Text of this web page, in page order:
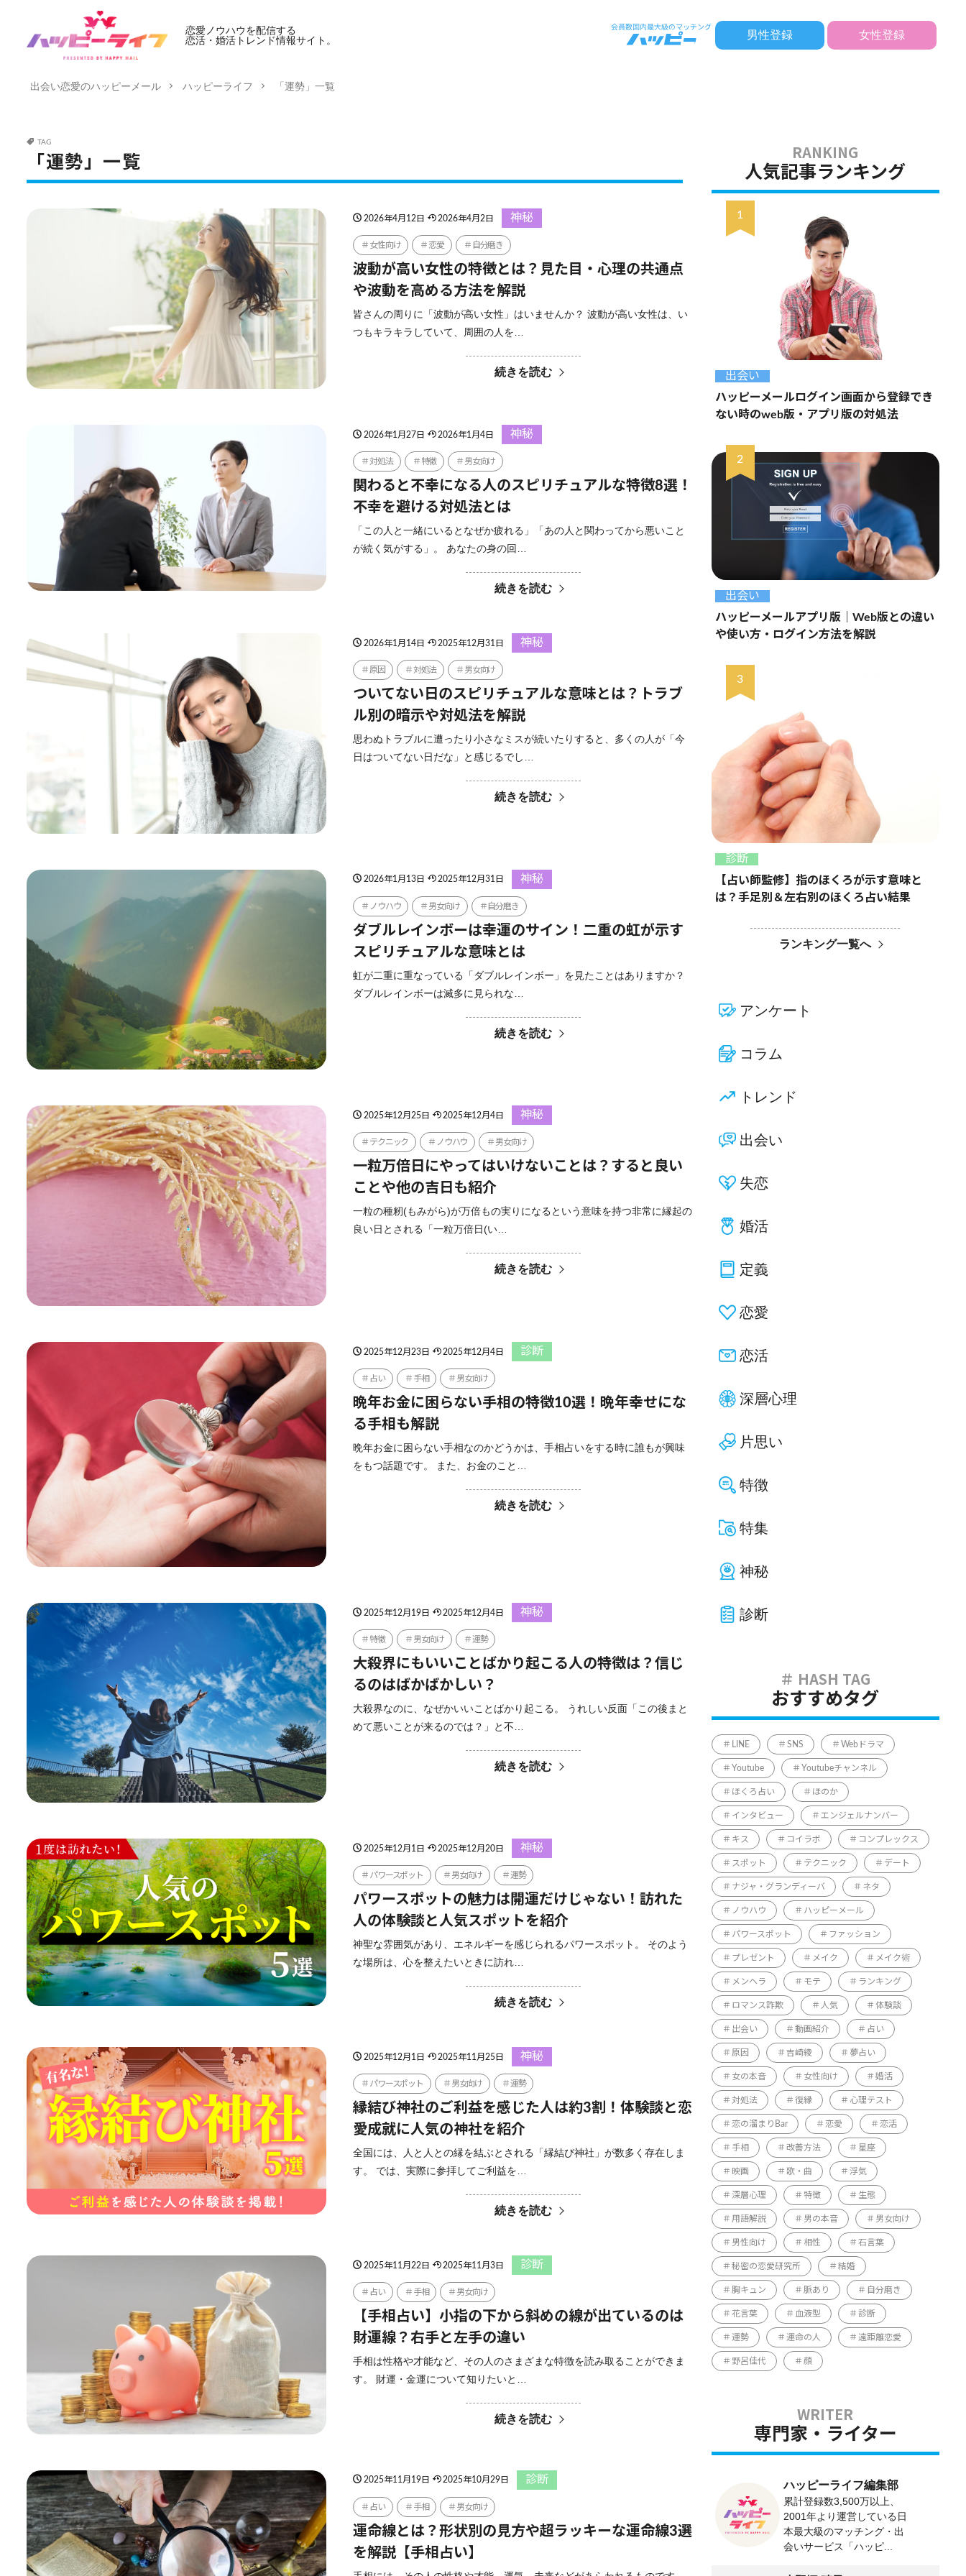
恋愛ノウハウを配信する
恋活・婚活トレンド情報サイト。
男性登録 女性登録
出会い恋愛のハッピーメール ハッピーライフ 「運勢」一覧
TAG
「運勢」一覧
2026年4月12日 2026年4月2日 神秘
女性向け 恋愛 自分磨き
波動が高い女性の特徴とは？見た目・心理の共通点
や波動を高める方法を解説
皆さんの周りに「波動が高い女性」はいませんか？ 波動が高い女性は、い
つもキラキラしていて、周囲の人を…
続きを読む
2026年1月27日 2026年1月4日 神秘
対処法 特徴 男女向け
関わると不幸になる人のスピリチュアルな特徴8選！
不幸を避ける対処法とは
「この人と一緒にいるとなぜか疲れる」「あの人と関わってから悪いこと
が続く気がする」。 あなたの身の回…
続きを読む
2026年1月14日 2025年12月31日 神秘
原因 対処法 男女向け
ついてない日のスピリチュアルな意味とは？トラブ
ル別の暗示や対処法を解説
思わぬトラブルに遭ったり小さなミスが続いたりすると、多くの人が「今
日はついてない日だな」と感じるでし…
続きを読む
2026年1月13日 2025年12月31日 神秘
ノウハウ 男女向け 自分磨き
ダブルレインボーは幸運のサイン！二重の虹が示す
スピリチュアルな意味とは
虹が二重に重なっている「ダブルレインボー」を見たことはありますか？
ダブルレインボーは滅多に見られな…
続きを読む
2025年12月25日 2025年12月4日 神秘
テクニック ノウハウ 男女向け
一粒万倍日にやってはいけないことは？すると良い
ことや他の吉日も紹介
一粒の種籾(もみがら)が万倍もの実りになるという意味を持つ非常に縁起の
良い日とされる「一粒万倍日(い…
続きを読む
2025年12月23日 2025年12月4日 診断
占い 手相 男女向け
晩年お金に困らない手相の特徴10選！晩年幸せにな
る手相も解説
晩年お金に困らない手相なのかどうかは、手相占いをする時に誰もが興味
をもつ話題です。 また、お金のこと…
続きを読む
2025年12月19日 2025年12月4日 神秘
特徴 男女向け 運勢
大殺界にもいいことばかり起こる人の特徴は？信じ
るのはばかばかしい？
大殺界なのに、なぜかいいことばかり起こる。 うれしい反面「この後まと
めて悪いことが来るのでは？」と不…
続きを読む
2025年12月1日 2025年12月20日 神秘
パワースポット 男女向け 運勢
パワースポットの魅力は開運だけじゃない！訪れた
人の体験談と人気スポットを紹介
神聖な雰囲気があり、エネルギーを感じられるパワースポット。 そのよう
な場所は、心を整えたいときに訪れ…
続きを読む
2025年12月1日 2025年11月25日 神秘
パワースポット 男女向け 運勢
縁結び神社のご利益を感じた人は約3割！体験談と恋
愛成就に人気の神社を紹介
全国には、人と人との縁を結ぶとされる「縁結び神社」が数多く存在しま
す。 では、実際に参拝してご利益を…
続きを読む
2025年11月22日 2025年11月3日 診断
占い 手相 男女向け
【手相占い】小指の下から斜めの線が出ているのは
財運線？右手と左手の違い
手相は性格や才能など、その人のさまざまな特徴を読み取ることができま
す。 財運・金運について知りたいと…
続きを読む
2025年11月19日 2025年10月29日 診断
占い 手相 男女向け
運命線とは？形状別の見方や超ラッキーな運命線3選
を解説【手相占い】
人気記事ランキング
出会い
ハッピーメールログイン画面から登録でき
ない時のweb版・アプリ版の対処法
出会い
ハッピーメールアプリ版｜Web版との違い
や使い方・ログイン方法を解説
診断
【占い師監修】指のほくろが示す意味と
は？手足別＆左右別のほくろ占い結果
ランキング一覧へ
アンケート
コラム
トレンド
出会い
失恋
婚活
定義
恋愛
恋活
深層心理
片思い
特徴
特集
神秘
診断
おすすめタグ
LINE SNS Webドラマ
Youtube Youtubeチャンネル
ほくろ占い ほのか
インタビュー エンジェルナンバー
キス コイラボ コンプレックス
スポット テクニック デート
ナジャ・グランディーバ ネタ
ノウハウ ハッピーメール
パワースポット ファッション
プレゼント メイク メイク術
メンヘラ モテ ランキング
ロマンス詐欺 人気 体験談
出会い 動画紹介 占い
原因 吉崎綾 夢占い
女の本音 女性向け 婚活
対処法 復縁 心理テスト
恋の溜まりBar 恋愛 恋活
手相 改善方法 星座
映画 歌・曲 浮気
深層心理 特徴 生態
用語解説 男の本音 男女向け
男性向け 相性 石言葉
秘密の恋愛研究所 結婚
胸キュン 脈あり 自分磨き
花言葉 血液型 診断
運勢 運命の人 遠距離恋愛
野呂佳代 顔
専門家・ライター
ハッピーライフ編集部
累計登録数3,500万以上、
2001年より運営している日
本最大級のマッチング・出
会いサービス「ハッピ...